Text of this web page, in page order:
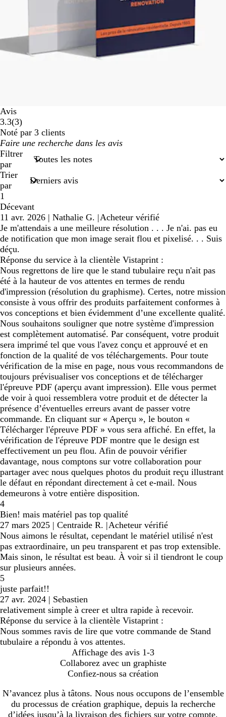
Avis
3.3(33
avis
)
Noté par 3 clients
Mes
saisies
de
recherche
Filtrer
par
Trier
par
1
Décevant
11 avr. 2026 | Nathalie G. |Acheteur vérifié
Je m'attendais a une meilleure résolution . . . Je n'ai. pas eu
de notification que mon image serait flou et pixelisé. . . Suis
déçu.
Réponse du service à la clientèle Vistaprint :
Nous regrettons de lire que le stand tubulaire reçu n'ait pas
été à la hauteur de vos attentes en termes de rendu
d'impression (résolution du graphisme). Certes, notre mission
consiste à vous offrir des produits parfaitement conformes à
vos conceptions et bien évidemment d’une excellente qualité.
Nous souhaitons souligner que notre système d'impression
est complètement automatisé. Par conséquent, votre produit
sera imprimé tel que vous l'avez conçu et approuvé et en
fonction de la qualité de vos téléchargements. Pour toute
vérification de la mise en page, nous vous recommandons de
toujours prévisualiser vos conceptions et de télécharger
l'épreuve PDF (aperçu avant impression). Elle vous permet
de voir à quoi ressemblera votre produit et de détecter la
présence d’éventuelles erreurs avant de passer votre
commande. En cliquant sur « Aperçu », le bouton «
Télécharger l'épreuve PDF » vous sera affiché. En effet, la
vérification de l'épreuve PDF montre que le design est
effectivement un peu flou. Afin de pouvoir vérifier
davantage, nous comptons sur votre collaboration pour
partager avec nous quelques photos du produit reçu illustrant
le défaut en répondant directement à cet e-mail. Nous
demeurons à votre entière disposition.
4
Bien! mais matériel pas top qualité
27 mars 2025 | Centraide R. |Acheteur vérifié
Nous aimons le résultat, cependant le matériel utilisé n'est
pas extraordinaire, un peu transparent et pas trop extensible.
Mais sinon, le résultat est beau. À voir si il tiendront le coup
sur plusieurs années.
5
juste parfait!!
27 avr. 2024 | Sebastien
relativement simple à creer et ultra rapide à recevoir.
Réponse du service à la clientèle Vistaprint :
Nous sommes ravis de lire que votre commande de Stand
tubulaire a répondu à vos attentes.
Affichage des avis 1-3
Collaborez avec un graphiste
Confiez-nous sa création
N’avancez plus à tâtons. Nous nous occupons de l’ensemble
du processus de création graphique, depuis la recherche
d’idées jusqu’à la livraison des fichiers sur votre compte.